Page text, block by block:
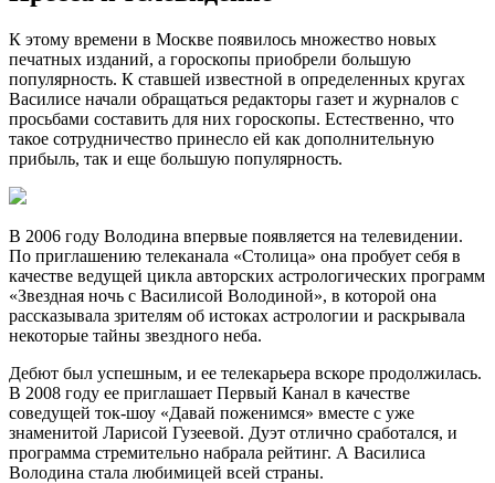
К этому времени в Москве появилось множество новых
печатных изданий, а гороскопы приобрели большую
популярность. К ставшей известной в определенных кругах
Василисе начали обращаться редакторы газет и журналов с
просьбами составить для них гороскопы. Естественно, что
такое сотрудничество принесло ей как дополнительную
прибыль, так и еще большую популярность.
В 2006 году Володина впервые появляется на телевидении.
По приглашению телеканала «Столица» она пробует себя в
качестве ведущей цикла авторских астрологических программ
«Звездная ночь с Василисой Володиной», в которой она
рассказывала зрителям об истоках астрологии и раскрывала
некоторые тайны звездного неба.
Дебют был успешным, и ее телекарьера вскоре продолжилась.
В 2008 году ее приглашает Первый Канал в качестве
соведущей ток-шоу «Давай поженимся» вместе с уже
знаменитой Ларисой Гузеевой. Дуэт отлично сработался, и
программа стремительно набрала рейтинг. А Василиса
Володина стала любимицей всей страны.